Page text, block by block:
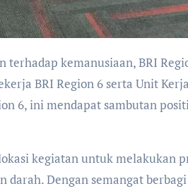
BRI Region 6 serta Unit
6, ini mendapat sambutan
kegiatan untuk melakukan
Dengan semangat